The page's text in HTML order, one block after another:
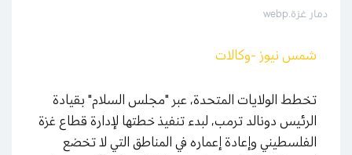
دمار غزة.webp
شمس نيوز -وكالات
تخطط الولايات المتحدة، عبر "مجلس السلام" بقيادة
الرئيس دونالد ترمب، لبدء تنفيذ خطتها لإدارة قطاع غزة
الفلسطيني وإعادة إعماره في المناطق التي لا تخضع